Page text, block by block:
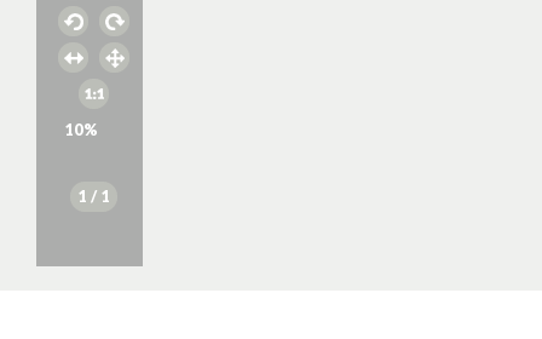
10%
1 / 1